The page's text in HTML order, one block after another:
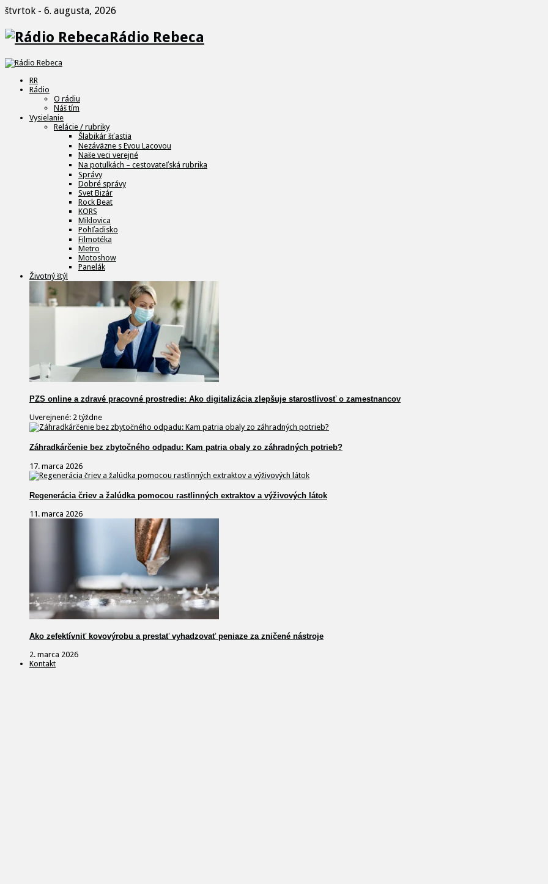
štvrtok - 6. augusta, 2026
Rádio Rebeca
RR
Rádio
O rádiu
Náš tím
Vysielanie
Relácie / rubriky
Šlabikár šťastia
Nezáväzne s Evou Lacovou
Naše veci verejné
Na potulkách – cestovateľská rubrika
Správy
Dobré správy
Svet Bizár
Rock Beat
KORS
Miklovica
Pohľadisko
Filmotéka
Metro
Motoshow
Panelák
Životný štýl
PZS online a zdravé pracovné prostredie: Ako digitalizácia zlepšuje starostlivosť o zamestnancov
Uverejnené: 2 týždne
Záhradkárčenie bez zbytočného odpadu: Kam patria obaly zo záhradných potrieb?
17. marca 2026
Regenerácia čriev a žalúdka pomocou rastlinných extraktov a výživových látok
11. marca 2026
Ako zefektívniť kovovýrobu a prestať vyhadzovať peniaze za zničené nástroje
2. marca 2026
Kontakt